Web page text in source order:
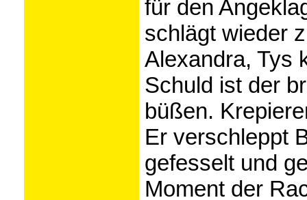
für den
schlägt wieder
Alexandra, Tys
Schuld ist der
büßen.
Er verschleppt
gefesselt und
Moment der